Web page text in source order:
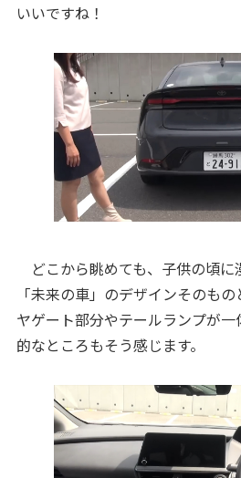
いいですね！
どこから眺めても、子供の頃に
「未来の車」のデザインそのも
ヤゲート部分やテールランプが
的なところもそう感じます。